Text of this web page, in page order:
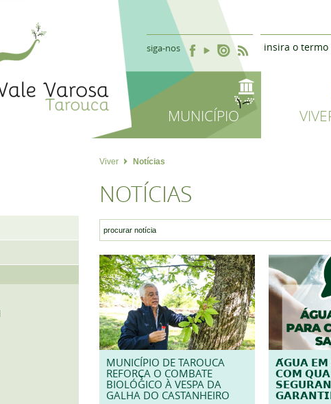
siga-nos
MUNICÍPIO
Viver Notícias
NOTÍCIAS
MUNICÍPIO DE TAROUCA
REFORÇA O COMBATE
BIOLÓGICO À VESPA DA
GALHA DO CASTANHEIRO
𝗔́𝗚𝗨𝗔 𝗘𝗠
𝗖𝗢𝗠